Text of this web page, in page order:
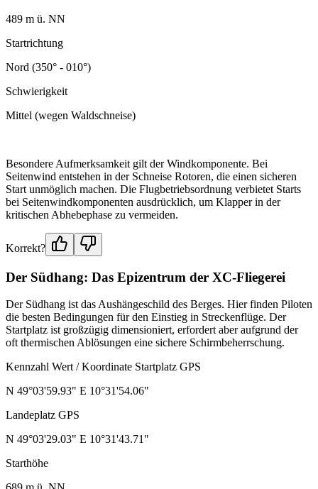
489 m ü. NN
Startrichtung
Nord (350° - 010°)
Schwierigkeit
Mittel (wegen Waldschneise)
Besondere Aufmerksamkeit gilt der Windkomponente. Bei
Seitenwind entstehen in der Schneise Rotoren, die einen sicheren
Start unmöglich machen. Die Flugbetriebsordnung verbietet Starts
bei Seitenwindkomponenten ausdrücklich, um Klapper in der
kritischen Abhebephase zu vermeiden.
Korrekt?
Der Südhang: Das Epizentrum der XC-Fliegerei
Der Südhang ist das Aushängeschild des Berges. Hier finden Piloten
die besten Bedingungen für den Einstieg in Streckenflüge. Der
Startplatz ist großzügig dimensioniert, erfordert aber aufgrund der
oft thermischen Ablösungen eine sichere Schirmbeherrschung.
Kennzahl Wert / Koordinate Startplatz GPS
N 49°03'59.93" E 10°31'54.06"
Landeplatz GPS
N 49°03'29.03" E 10°31'43.71"
Starthöhe